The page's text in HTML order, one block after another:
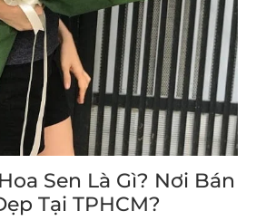
Sen Là Gì? Nơi Bán
Tại TPHCM?